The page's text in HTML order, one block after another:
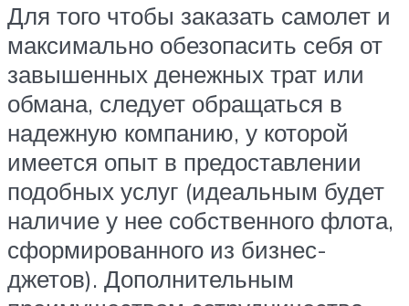
Для того чтобы заказать самолет и
максимально обезопасить себя от
завышенных денежных трат или
обмана, следует обращаться в
надежную компанию, у которой
имеется опыт в предоставлении
подобных услуг (идеальным будет
наличие у нее собственного флота,
сформированного из бизнес-
джетов). Дополнительным